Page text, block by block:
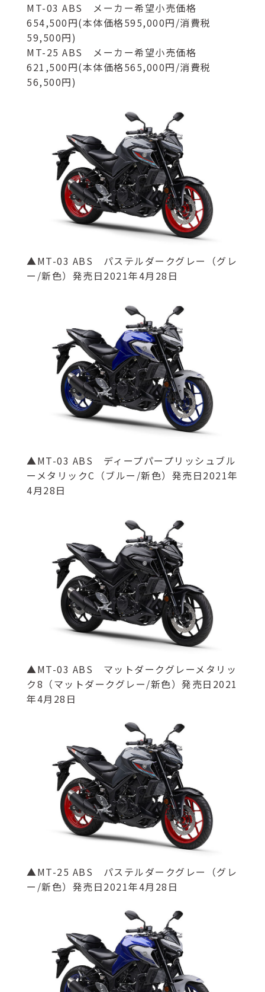
MT-03 ABS メーカー希望小売価格
654,500円(本体価格595,000円/消費税
59,500円)
MT-25 ABS メーカー希望小売価格
621,500円(本体価格565,000円/消費税
56,500円)
▲MT-03 ABS パステルダークグレー（グレ
ー/新色）発売日2021年4月28日
▲MT-03 ABS ディープパープリッシュブル
ーメタリックC（ブルー/新色）発売日2021年
4月28日
▲MT-03 ABS マットダークグレーメタリッ
ク8（マットダークグレー/新色）発売日2021
年4月28日
▲MT-25 ABS パステルダークグレー（グレ
ー/新色）発売日2021年4月28日